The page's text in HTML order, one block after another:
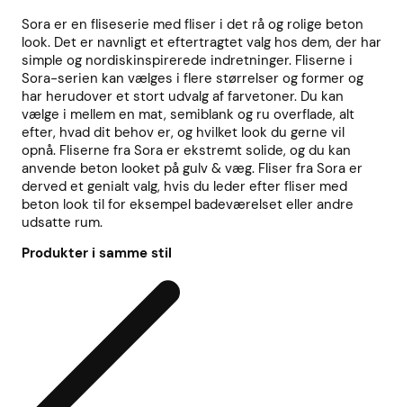
Sora er en fliseserie med fliser i det rå og rolige beton
look. Det er navnligt et eftertragtet valg hos dem, der har
simple og nordiskinspirerede indretninger. Fliserne i
Sora-serien kan vælges i flere størrelser og former og
har herudover et stort udvalg af farvetoner. Du kan
vælge i mellem en mat, semiblank og ru overflade, alt
efter, hvad dit behov er, og hvilket look du gerne vil
opnå. Fliserne fra Sora er ekstremt solide, og du kan
anvende beton looket på gulv & væg. Fliser fra Sora er
derved et genialt valg, hvis du leder efter fliser med
beton look til for eksempel badeværelset eller andre
udsatte rum.
Produkter i samme stil